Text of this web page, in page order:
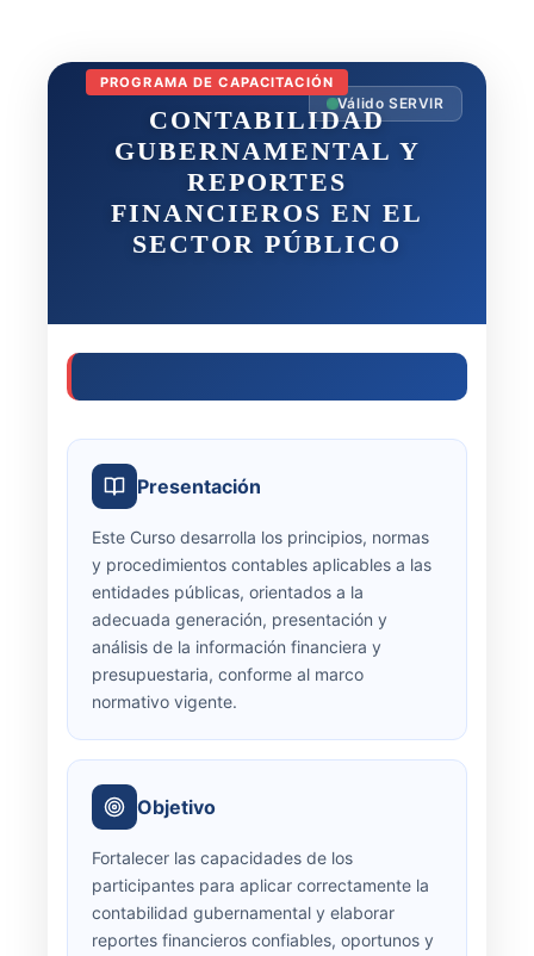
Válido SERVIR
PROGRAMA DE CAPACITACIÓN
CONTABILIDAD
GUBERNAMENTAL Y
REPORTES
FINANCIEROS EN EL
SECTOR PÚBLICO
Presentación
Este Curso desarrolla los principios, normas
y procedimientos contables aplicables a las
entidades públicas, orientados a la
adecuada generación, presentación y
análisis de la información financiera y
presupuestaria, conforme al marco
normativo vigente.
Objetivo
Fortalecer las capacidades de los
participantes para aplicar correctamente la
contabilidad gubernamental y elaborar
reportes financieros confiables, oportunos y